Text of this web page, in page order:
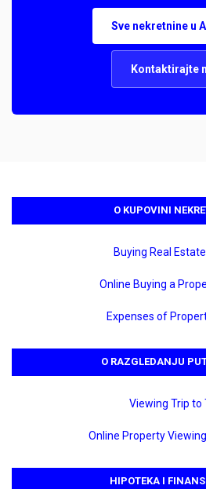
Sve nekretnine u
Kontaktirajte
O KUPOVINI
Buying Real
Online Buying a
Expenses of
O RAZGLEDANJU
Viewing Trip to
Online Property
HIPOTEKA I